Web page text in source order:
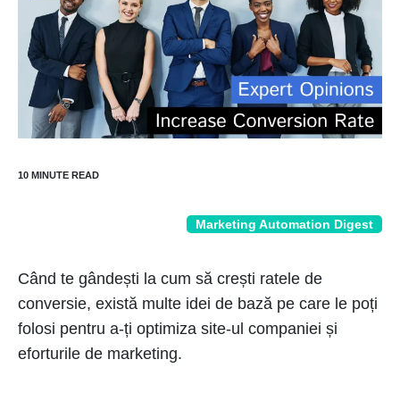
Marketing Automation Digest
Când te gândești la cum să crești ratele de
conversie, există multe idei de bază pe care le poți
folosi pentru a-ți optimiza site-ul companiei și
eforturile de marketing.